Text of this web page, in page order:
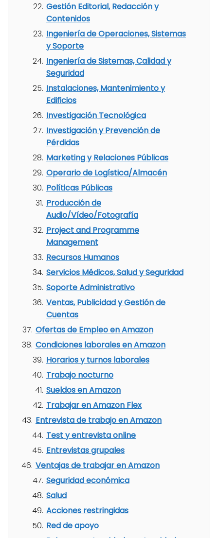
Gestión Editorial, Redacción y
Contenidos
Ingeniería de Operaciones, Sistemas
y Soporte
Ingeniería de Sistemas, Calidad y
Seguridad
Instalaciones, Mantenimiento y
Edificios
Investigación Tecnológica
Investigación y Prevención de
Pérdidas
Marketing y Relaciones Públicas
Operario de Logística/Almacén
Políticas Públicas
Producción de
Audio/Vídeo/Fotografía
Project and Programme
Management
Recursos Humanos
Servicios Médicos, Salud y Seguridad
Soporte Administrativo
Ventas, Publicidad y Gestión de
Cuentas
Ofertas de Empleo en Amazon
Condiciones laborales en Amazon
Horarios y turnos laborales
Trabajo nocturno
Sueldos en Amazon
Trabajar en Amazon Flex
Entrevista de trabajo en Amazon
Test y entrevista online
Entrevistas grupales
Ventajas de trabajar en Amazon
Seguridad económica
Salud
Acciones restringidas
Red de apoyo